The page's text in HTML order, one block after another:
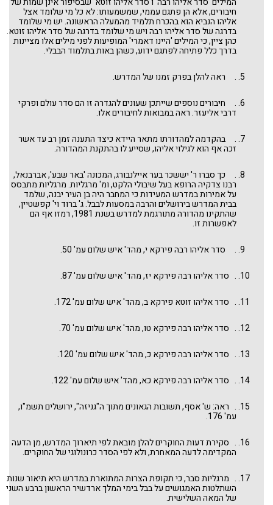
חיבורים, אלא הן פתגם עממי, שמשמעותו: לא כל מי שלומד אצל
אליהו הנביא הוא בהכרח תלמיד מהמעלה הראשונה. יש מי שלומד
בדרגה של סדר אליהו רבה ויש מי שלומד בדרגה של סדר אליהו זוטא.
כהן ציין, כי המילים 'היינו דאמרי' המופיעות לפני מילים אלו מציינות
בדרך כלל פתיחה לפתגם ידוע, כשהן באות בתלמוד הבבלי.
. ראה להלן בפרק זמנו של המדרש.
. חיבורים נוספים שייתכן שעונים להגדרה זו הם סדר עולם ופרקי
דרבי אליעזר. ראה במבואות לחיבורים אלו.
. בהקדמה למהדורתו מתאר היידא כיצד התענה זמן רב עד אשר
זכה אף הוא לגילוי אליהו, שסייע לו בהתקנת המהדורה.
. כך סברו ר' יששכר בער איילנבורג, המכונה 'באר שבע', אברבנאל,
רבנו צדקיה הרופא בעל שיבולי הלקט, ומ' מרגליות. מרגליות מתבסס
על אמירות במדרש המעידות כי המחבר היה בן העיר יבנה, שלמד
בבית המדרש בירושלים והרבה במסעות לבבל. ג' ברוד וי' קפשטיין,
שהתקינו מהדורה מתורגמת למדרש בשנת 1981, רמזו אף הם
לאפשרות זו.
. סדר אליהו רבה פירקא י, מהד' איש שלום עמ' 50.
. סדר אליהו רבה פירקא יז, מהד' איש שלום עמ' 87.
. סדר אליהו זוטא פירקא ב, מהד' איש שלום עמ' 172.
. סדר אליהו רבה פירקא טו, מהד' איש שלום עמ' 70.
. סדר אליהו רבה פירקא כ, מהד' איש שלום עמ' 120.
. סדר אליהו רבה פירקא כא, מהד' איש שלום עמ' 122.
. ראה: ש' אסף, תשובות הגאונים מתוך ה"גניזה", ירושלים תשמ"ו,
עמ' 176.
. סקירת דעות החוקרים להלן מובאת לפי תיארוך המדרש, מן הדעה
המקדימה לדעה המאחרת, ולא לפי הסדר כרונולוגי של החוקרים.
. מרגליות סבר, כי תקופת הצרות המתוארת במדרש היא תיאור שנות
השתלטות האמגושים על בבל בימי המלך ארדשיר הראשון ברבע השני
של המאה השלישית.